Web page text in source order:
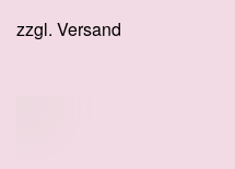
zzgl. Versand